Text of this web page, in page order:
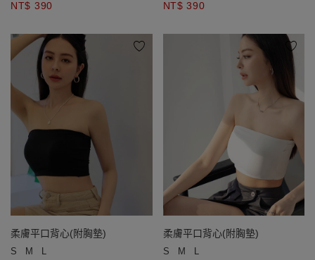
NT$ 390 NT$ 390
柔膚平口背心(附胸墊)
S M L
柔膚平口背心(附胸墊)
S M L